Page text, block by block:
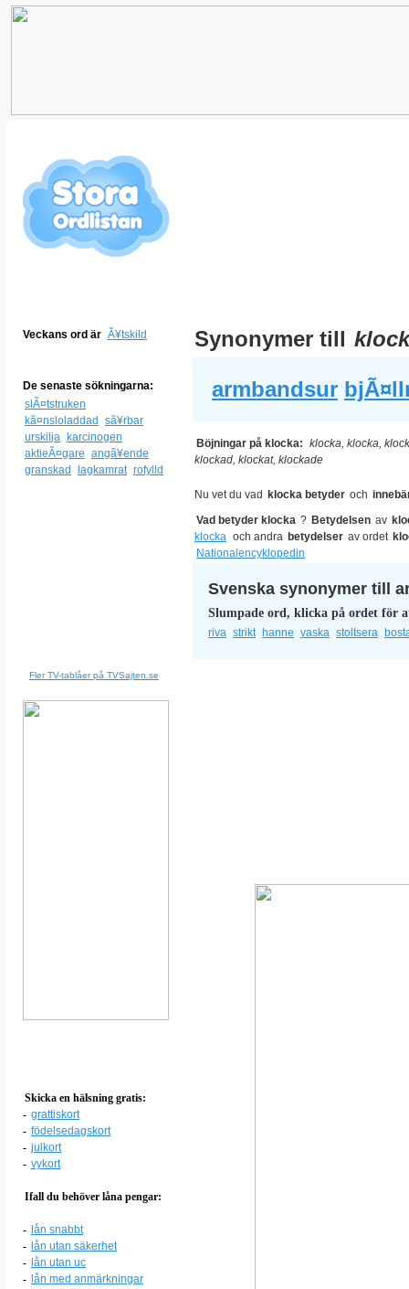
Veckans ord är Ã¥tskild
De senaste sökningarna:
slÃ¤tstruken
kã¤nsloladdad
sã¥rbar
urskilja
karcinogen
aktieÃ¤gare angã¥ende
granskad
lagkamrat rofylld
Fler TV-tablåer på TVSajten.se
Skicka en hälsning gratis:
- grattiskort
- födelsedagskort
- julkort
- vykort
Ifall du behöver låna pengar:
- lån snabbt
- lån utan säkerhet
- lån utan uc
- lån med anmärkningar
Synonymer till
armbandsur
Böjningar på klocka: klocka, klocka,
klockad, klockat, klockade
Nu vet du vad klocka betyder och
Vad betyder klocka ? Betydelsen av
klocka och andra betydelser av ordet
Nationalencyklopedin
Svenska synonymer till
Slumpade ord, klicka på ordet för
riva strikt hanne vaska stoltsera